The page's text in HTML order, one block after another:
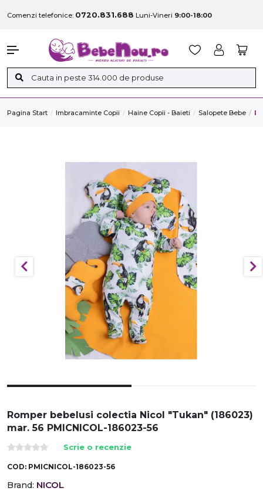
Comenzi telefonice: 0720.831.688 Luni-Vineri 9:00-18:00
Pagina Start Imbracaminte Copii Haine Copii - Baieti Salopete Bebe
Romper bebelusi colectia Nicol "Tukan" (186023)
mar. 56 PMICNICOL-186023-56
Scrie o recenzie
COD: PMICNICOL-186023-56
Brand: NICOL